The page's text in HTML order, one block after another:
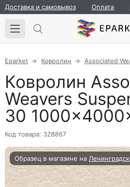
Доставка и самовывоз Оплата
Eparket Ковролин Associated
Ковролин
Weavers
30
Код товара: 328867
Образец в магазине на